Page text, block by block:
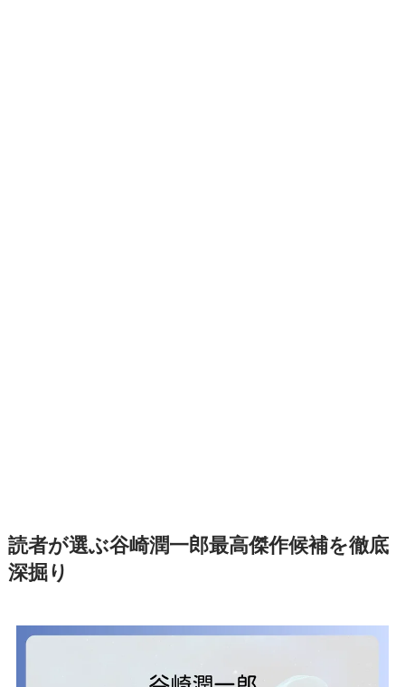
読者が選ぶ谷崎潤一郎最高傑作候補を徹底
深掘り